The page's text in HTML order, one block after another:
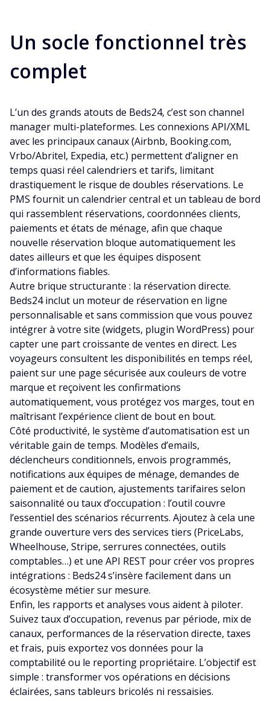
Un socle fonctionnel très
complet
L’un des grands atouts de Beds24, c’est son channel
manager multi-plateformes. Les connexions API/XML
avec les principaux canaux (Airbnb, Booking.com,
Vrbo/Abritel, Expedia, etc.) permettent d’aligner en
temps quasi réel calendriers et tarifs, limitant
drastiquement le risque de doubles réservations. Le
PMS fournit un calendrier central et un tableau de bord
qui rassemblent réservations, coordonnées clients,
paiements et états de ménage, afin que chaque
nouvelle réservation bloque automatiquement les
dates ailleurs et que les équipes disposent
d’informations fiables.
Autre brique structurante : la réservation directe.
Beds24 inclut un moteur de réservation en ligne
personnalisable et sans commission que vous pouvez
intégrer à votre site (widgets, plugin WordPress) pour
capter une part croissante de ventes en direct. Les
voyageurs consultent les disponibilités en temps réel,
paient sur une page sécurisée aux couleurs de votre
marque et reçoivent les confirmations
automatiquement, vous protégez vos marges, tout en
maîtrisant l’expérience client de bout en bout.
Côté productivité, le système d’automatisation est un
véritable gain de temps. Modèles d’emails,
déclencheurs conditionnels, envois programmés,
notifications aux équipes de ménage, demandes de
paiement et de caution, ajustements tarifaires selon
saisonnalité ou taux d’occupation : l’outil couvre
l’essentiel des scénarios récurrents. Ajoutez à cela une
grande ouverture vers des services tiers (PriceLabs,
Wheelhouse, Stripe, serrures connectées, outils
comptables…) et une API REST pour créer vos propres
intégrations : Beds24 s’insère facilement dans un
écosystème métier sur mesure.
Enfin, les rapports et analyses vous aident à piloter.
Suivez taux d’occupation, revenus par période, mix de
canaux, performances de la réservation directe, taxes
et frais, puis exportez vos données pour la
comptabilité ou le reporting propriétaire. L’objectif est
simple : transformer vos opérations en décisions
éclairées, sans tableurs bricolés ni ressaisies.